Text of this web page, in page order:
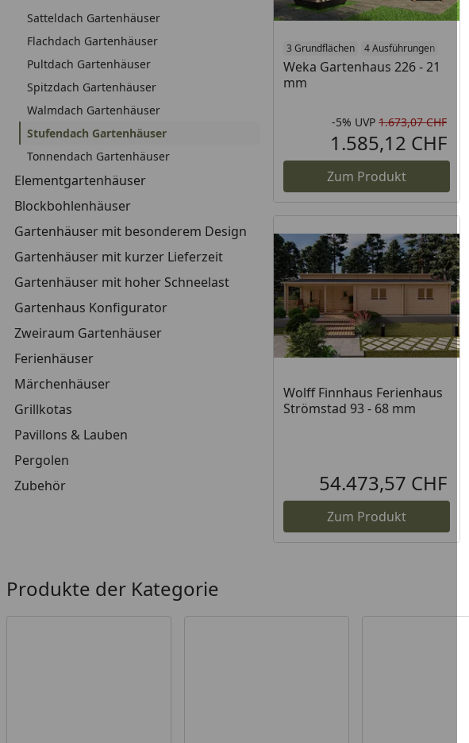
Satteldach Gartenhäuser
Flachdach Gartenhäuser
Pultdach Gartenhäuser
Spitzdach Gartenhäuser
Walmdach Gartenhäuser
Stufendach Gartenhäuser
Tonnendach Gartenhäuser
Elementgartenhäuser
Blockbohlenhäuser
Gartenhäuser mit besonderem Design
Gartenhäuser mit kurzer Lieferzeit
Gartenhäuser mit hoher Schneelast
Gartenhaus Konfigurator
Zweiraum Gartenhäuser
Ferienhäuser
Märchenhäuser
Grillkotas
Pavillons & Lauben
Pergolen
Zubehör
3 Grundflächen 4 Ausführungen
Weka Gartenhaus 226 - 21
mm
-5% UVP 1.673,07 CHF
1.585,12 CHF
Zum Produkt
Wolff Finnhaus Ferienhaus
Strömstad 93 - 68 mm
54.473,57 CHF
Zum Produkt
Produkte der Kategorie